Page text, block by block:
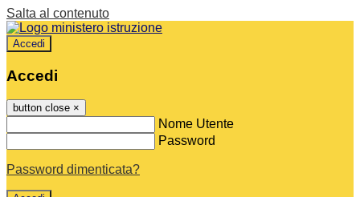
Salta al contenuto
Accedi
Accedi
button close ×
Nome Utente
Password
Password dimenticata?